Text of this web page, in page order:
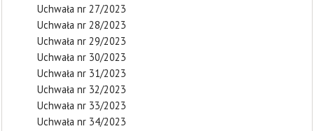
Uchwała nr 27/2023
Uchwała nr 28/2023
Uchwała nr 29/2023
Uchwała nr 30/2023
Uchwała nr 31/2023
Uchwała nr 32/2023
Uchwała nr 33/2023
Uchwała nr 34/2023